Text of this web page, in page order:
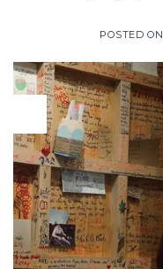
POSTED ON